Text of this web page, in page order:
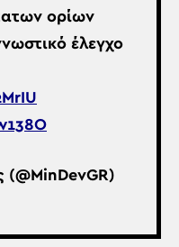
ορίων
έλεγχο
(@MinDevGR)